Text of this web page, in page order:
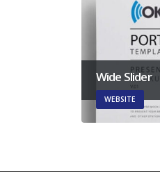
Wide Slider
WEBSITE